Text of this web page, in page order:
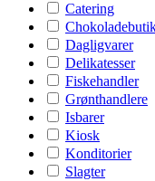
Catering
Dagligvarer
Delikatesser
Fiskehandler
Grønthandlere
Isbarer
Kiosk
Konditorier
Slagter